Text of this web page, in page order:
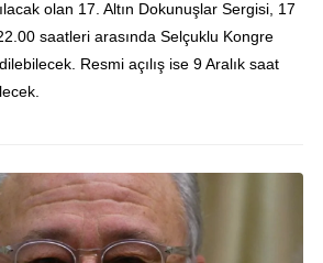
olan 17. Altın Dokunuşlar Sergisi, 17
saatleri arasında Selçuklu Kongre
Resmi açılış ise 9 Aralık saat